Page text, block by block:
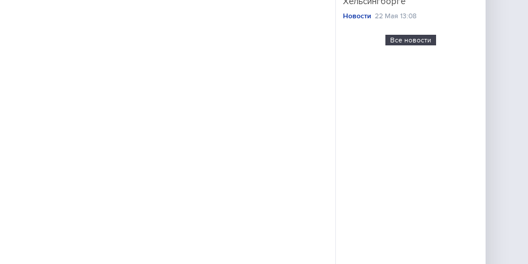
Новости 22 Мая 13:08
Все новости